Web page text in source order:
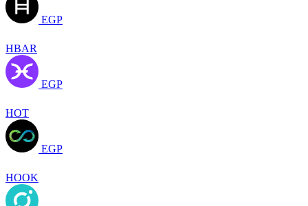
EGP
HBAR
EGP
HOT
EGP
HOOK